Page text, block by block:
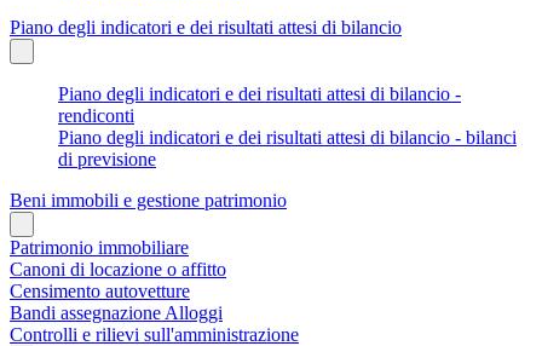
Piano degli indicatori e dei risultati attesi di bilancio
Piano degli indicatori e dei risultati attesi di bilancio -
rendiconti
Piano degli indicatori e dei risultati attesi di bilancio - bilanci
di previsione
Beni immobili e gestione patrimonio
Patrimonio immobiliare
Canoni di locazione o affitto
Censimento autovetture
Bandi assegnazione Alloggi
Controlli e rilievi sull'amministrazione